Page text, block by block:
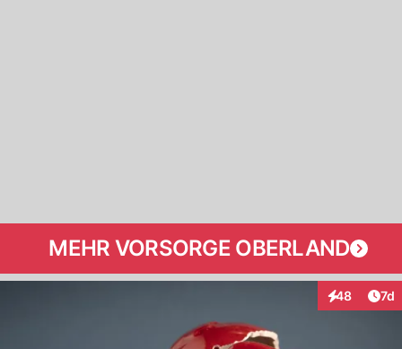
MEHR VORSORGE OBERLAND
48
Interaktionen
7d